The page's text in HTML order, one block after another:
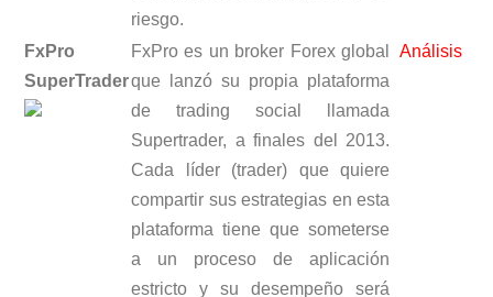
riesgo.
FxPro
SuperTrader
FxPro es un broker Forex global
que lanzó su propia plataforma
de trading social llamada
Supertrader, a finales del 2013.
Cada líder (trader) que quiere
compartir sus estrategias en esta
plataforma tiene que someterse
a un proceso de aplicación
estricto y su desempeño será
Análisis